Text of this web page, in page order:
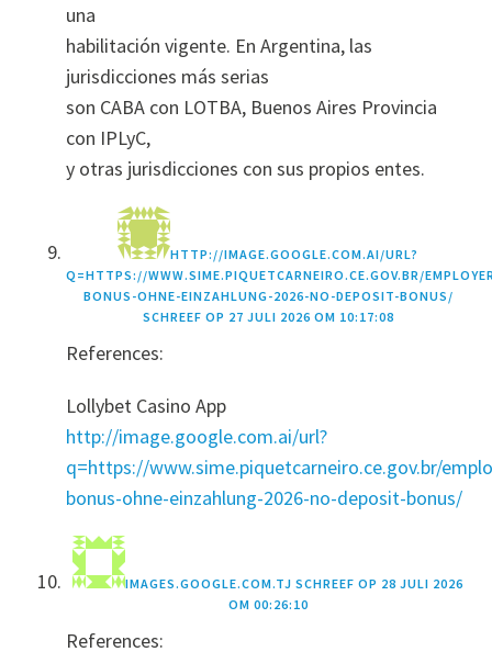
una
habilitación vigente. En Argentina, las
jurisdicciones más serias
son CABA con LOTBA, Buenos Aires Provincia
con IPLyC,
y otras jurisdicciones con sus propios entes.
HTTP://IMAGE.GOOGLE.COM.AI/URL?
Q=HTTPS://WWW.SIME.PIQUETCARNEIRO.CE.GOV.BR/
BONUS-OHNE-EINZAHLUNG-2026-NO-DEPOSIT-BONUS/
SCHREEF OP 27 JULI 2026 OM 10:17:08
References:
Lollybet Casino App
http://image.google.com.ai/url?
q=https://www.sime.piquetcarneiro.ce.gov.br/
bonus-ohne-einzahlung-2026-no-deposit-bonus/
IMAGES.GOOGLE.COM.TJ SCHREEF OP 28 JULI 2026
OM 00:26:10
References: